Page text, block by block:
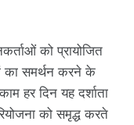
को प्रायोजित
का समर्थन करने के
हर दिन यह दर्शाता
को समृद्ध करते